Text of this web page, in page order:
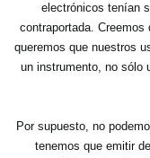
electrónicos tenían
contraportada.
queremos que nuestros
un instrumento, no sólo
Por supuesto, no
tenemos que emitir